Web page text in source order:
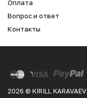
Оплата
Вопрос и ответ
Контакты
2026 © KIRILL KARAVAEV